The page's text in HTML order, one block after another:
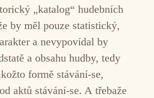
„katalog“ hudebních
by měl pouze statistický,
a nevypovídal by
a obsahu hudby, tedy
formě stávání-se,
aktů stávání-se. A třebaže